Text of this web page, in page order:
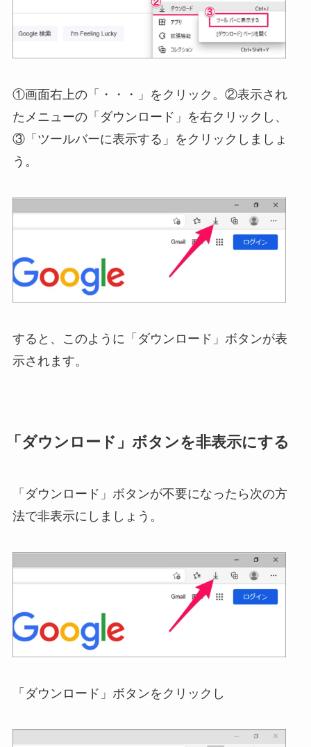
①画面右上の「・・・」をクリック。②表示され
たメニューの「ダウンロード」を右クリックし、
③「ツールバーに表示する」をクリックしましょ
う。
すると、このように「ダウンロード」ボタンが表
示されます。
「ダウンロード」ボタンを非表示にする
「ダウンロード」ボタンが不要になったら次の方
法で非表示にしましょう。
「ダウンロード」ボタンをクリックし